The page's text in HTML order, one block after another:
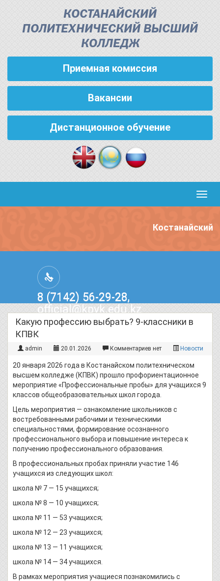
КОСТАНАЙСКИЙ
ПОЛИТЕХНИЧЕСКИЙ ВЫСШИЙ
КОЛЛЕДЖ
Приемная комиссия
Вакансии
Дистанционное обучение
Костанайский
8 (7142) 56-29-28,
official@kpvk.edu.kz
г.Костанай, Проспект Кобыланды
Батыра, 3
Какую профессию выбрать? 9-классники в
КПВК
admin 20.01.2026 Комментариев нет Новости
20 января 2026 года в Костанайском политехническом
высшем колледже (КПВК) прошло профориентационное
мероприятие «Профессиональные пробы» для учащихся 9
классов общеобразовательных школ города.
Цель мероприятия — ознакомление школьников с
востребованными рабочими и техническими
специальностями, формирование осознанного
профессионального выбора и повышение интереса к
получению профессионального образования.
В профессиональных пробах приняли участие 146
учащихся из следующих школ:
школа № 7 — 15 учащихся;
школа № 8 — 10 учащихся;
школа № 11 — 53 учащихся;
школа № 12 — 23 учащихся;
школа № 13 — 11 учащихся;
школа № 14 — 34 учащихся.
В рамках мероприятия учащиеся познакомились с